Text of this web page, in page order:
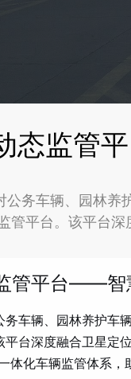
态监管
公务车辆、园林
管平台。该平台
管平台——智
务车辆、园林养护车
平台深度融合卫星定
体化车辆监管体系